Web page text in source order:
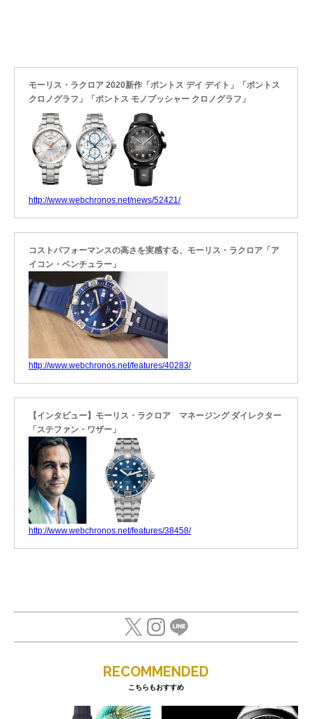
モーリス・ラクロア 2020新作「ポントス デイ デイト」「ポントス
クロノグラフ」「ポントス モノプッシャー クロノグラフ」
http://www.webchronos.net/news/52421/
コストパフォーマンスの高さを実感する、モーリス・ラクロア「ア
イコン・ベンチュラー」
http://www.webchronos.net/features/40283/
【インタビュー】モーリス・ラクロア マネージング ダイレクター
「ステファン・ワザー」
http://www.webchronos.net/features/38458/
RECOMMENDED
こちらもおすすめ